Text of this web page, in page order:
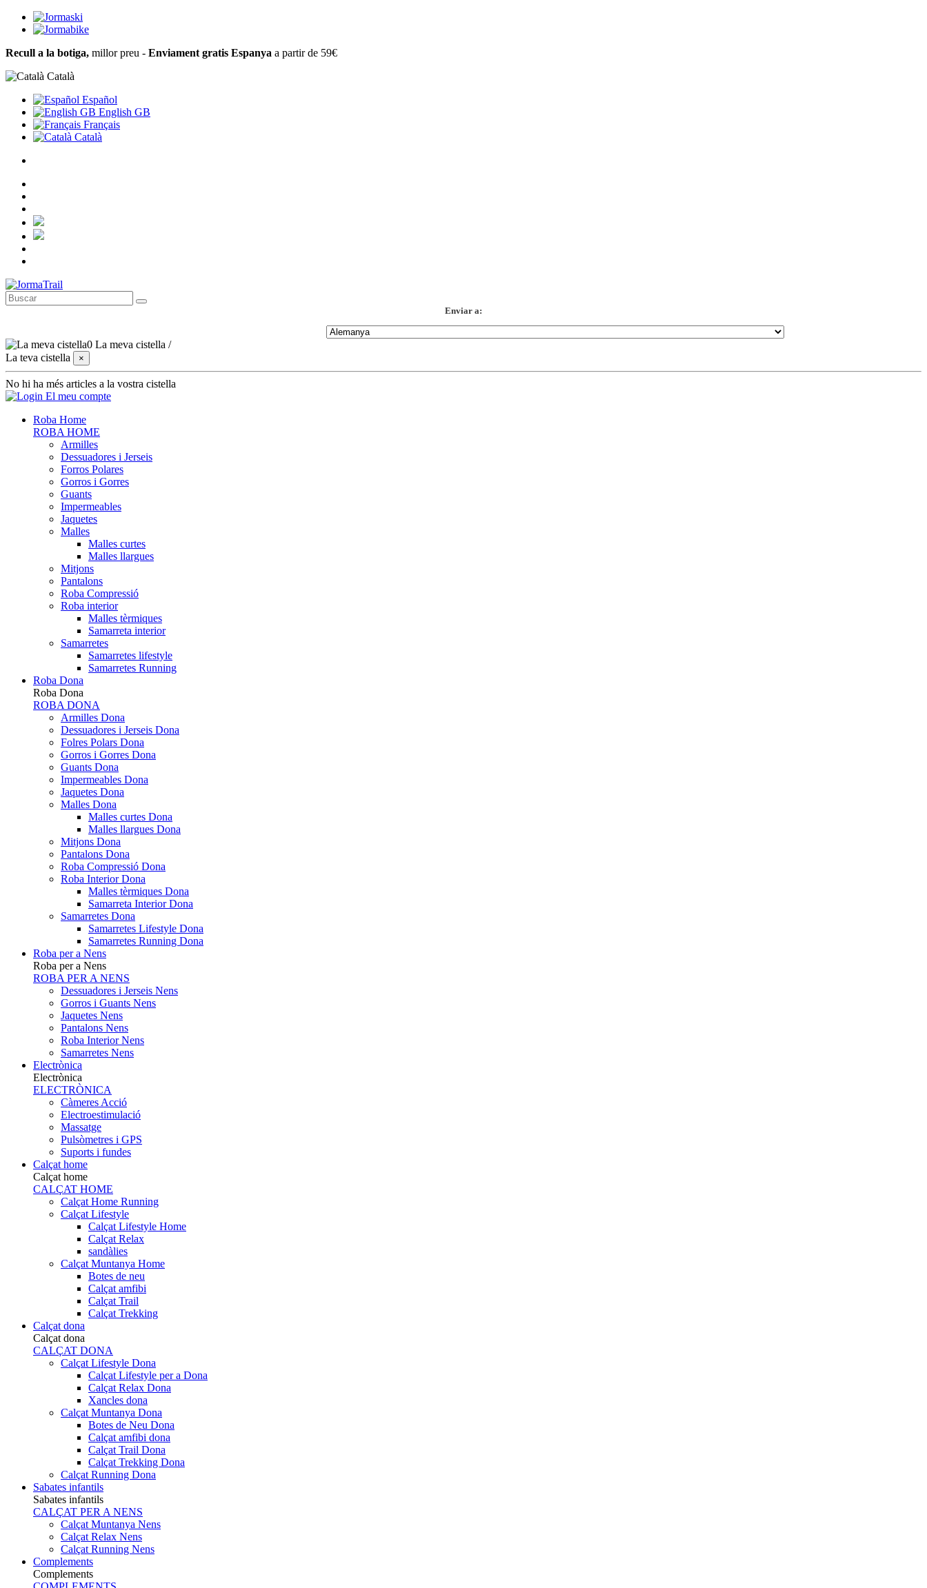
Recull a la botiga, millor preu - Enviament gratis Espanya a partir de 59€
Català
Español
English GB
Français
Català
Enviar a:
0 La meva cistella /
La teva cistella
×
No hi ha més articles a la vostra cistella
El meu compte
Roba Home
ROBA HOME
Armilles
Dessuadores i Jerseis
Forros Polares
Gorros i Gorres
Guants
Impermeables
Jaquetes
Malles
Malles curtes
Malles llargues
Mitjons
Pantalons
Roba Compressió
Roba interior
Malles tèrmiques
Samarreta interior
Samarretes
Samarretes lifestyle
Samarretes Running
Roba Dona
Roba Dona
ROBA DONA
Armilles Dona
Dessuadores i Jerseis Dona
Folres Polars Dona
Gorros i Gorres Dona
Guants Dona
Impermeables Dona
Jaquetes Dona
Malles Dona
Malles curtes Dona
Malles llargues Dona
Mitjons Dona
Pantalons Dona
Roba Compressió Dona
Roba Interior Dona
Malles tèrmiques Dona
Samarreta Interior Dona
Samarretes Dona
Samarretes Lifestyle Dona
Samarretes Running Dona
Roba per a Nens
Roba per a Nens
ROBA PER A NENS
Dessuadores i Jerseis Nens
Gorros i Guants Nens
Jaquetes Nens
Pantalons Nens
Roba Interior Nens
Samarretes Nens
Electrònica
Electrònica
ELECTRÒNICA
Càmeres Acció
Electroestimulació
Massatge
Pulsòmetres i GPS
Suports i fundes
Calçat home
Calçat home
CALÇAT HOME
Calçat Home Running
Calçat Lifestyle
Calçat Lifestyle Home
Calçat Relax
sandàlies
Calçat Muntanya Home
Botes de neu
Calçat amfibi
Calçat Trail
Calçat Trekking
Calçat dona
Calçat dona
CALÇAT DONA
Calçat Lifestyle Dona
Calçat Lifestyle per a Dona
Calçat Relax Dona
Xancles dona
Calçat Muntanya Dona
Botes de Neu Dona
Calçat amfibi dona
Calçat Trail Dona
Calçat Trekking Dona
Calçat Running Dona
Sabates infantils
Sabates infantils
CALÇAT PER A NENS
Calçat Muntanya Nens
Calçat Relax Nens
Calçat Running Nens
Complements
Complements